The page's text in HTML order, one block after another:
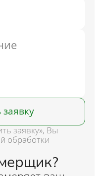
заявку», Вы
обработки